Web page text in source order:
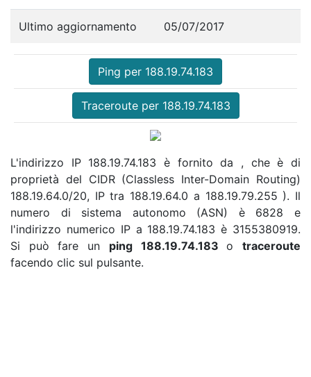
Ultimo aggiornamento 05/07/2017
Ping per 188.19.74.183
Traceroute per 188.19.74.183
L'indirizzo IP 188.19.74.183 è fornito da , che è di
proprietà del CIDR (Classless Inter-Domain Routing)
188.19.64.0/20, IP tra 188.19.64.0 a 188.19.79.255 ). Il
numero di sistema autonomo (ASN) è 6828 e
l'indirizzo numerico IP a 188.19.74.183 è 3155380919.
Si può fare un ping 188.19.74.183otraceroute
facendo clic sul pulsante.